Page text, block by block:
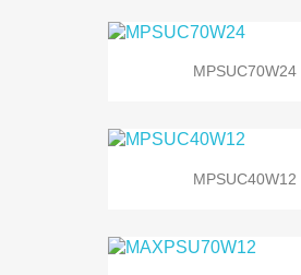
MPSUC70W24
MPSUC40W12